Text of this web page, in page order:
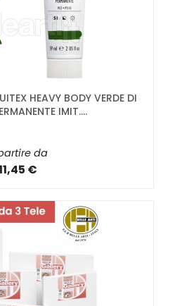
HEAVY BODY VERDE DI
IMIT....
da
€